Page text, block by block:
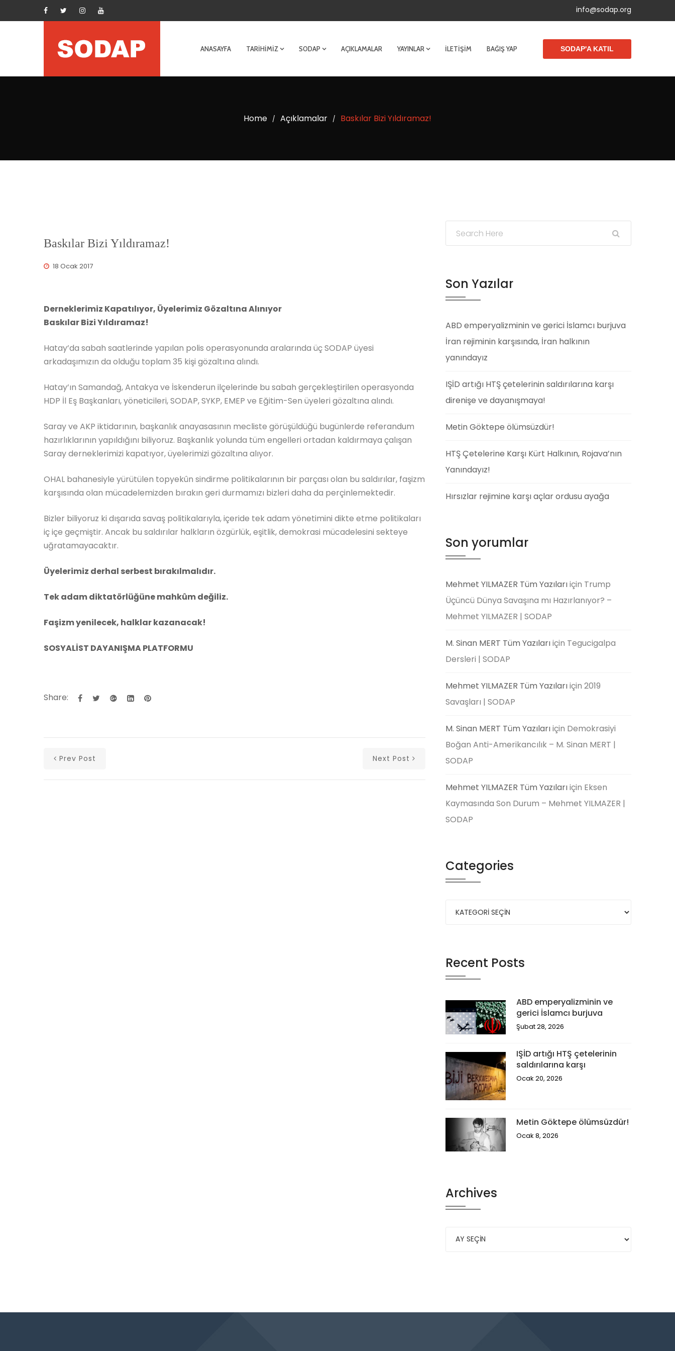
info@sodap.org
ANASAYFA TARIHIMIZ SODAP AÇIKLAMALAR YAYINLAR İLETIŞIM BAĞIŞ YAP SODAP'A KATIL
Home / Açıklamalar / Baskılar Bizi Yıldıramaz!
Baskılar Bizi Yıldıramaz!
18 Ocak 2017
Derneklerimiz Kapatılıyor, Üyelerimiz Gözaltına Alınıyor
Baskılar Bizi Yıldıramaz!
Hatay’da sabah saatlerinde yapılan polis operasyonunda aralarında üç SODAP üyesi
arkadaşımızın da olduğu toplam 35 kişi gözaltına alındı.
Hatay’ın Samandağ, Antakya ve İskenderun ilçelerinde bu sabah gerçekleştirilen operasyonda
HDP İl Eş Başkanları, yöneticileri, SODAP, SYKP, EMEP ve Eğitim-Sen üyeleri gözaltına alındı.
Saray ve AKP iktidarının, başkanlık anayasasının mecliste görüşüldüğü bugünlerde referandum
hazırlıklarının yapıldığını biliyoruz. Başkanlık yolunda tüm engelleri ortadan kaldırmaya çalışan
Saray derneklerimizi kapatıyor, üyelerimizi gözaltına alıyor.
OHAL bahanesiyle yürütülen topyekûn sindirme politikalarının bir parçası olan bu saldırılar, faşizm
karşısında olan mücadelemizden bırakın geri durmamızı bizleri daha da perçinlemektedir.
Bizler biliyoruz ki dışarıda savaş politikalarıyla, içeride tek adam yönetimini dikte etme politikaları
iç içe geçmiştir. Ancak bu saldırılar halkların özgürlük, eşitlik, demokrasi mücadelesini sekteye
uğratamayacaktır.
Üyelerimiz derhal serbest bırakılmalıdır.
Tek adam diktatörlüğüne mahkûm değiliz.
Faşizm yenilecek, halklar kazanacak!
SOSYALİST DAYANIŞMA PLATFORMU
Share:
Prev Post Next Post
Son Yazılar
ABD emperyalizminin ve gerici İslamcı burjuva
İran rejiminin karşısında, İran halkının
yanındayız
IŞİD artığı HTŞ çetelerinin saldırılarına karşı
direnişe ve dayanışmaya!
Metin Göktepe ölümsüzdür!
HTŞ Çetelerine Karşı Kürt Halkının, Rojava’nın
Yanındayız!
Hırsızlar rejimine karşı açlar ordusu ayağa
Son yorumlar
Mehmet YILMAZER Tüm Yazılarıiçin Trump
Üçüncü Dünya Savaşına mı Hazırlanıyor? –
Mehmet YILMAZER | SODAP
M. Sinan MERT Tüm Yazılarıiçin Tegucigalpa
Dersleri | SODAP
Mehmet YILMAZER Tüm Yazılarıiçin 2019
Savaşları | SODAP
M. Sinan MERT Tüm Yazılarıiçin Demokrasiyi
Boğan Anti-Amerikancılık – M. Sinan MERT |
SODAP
Mehmet YILMAZER Tüm Yazılarıiçin Eksen
Kaymasında Son Durum – Mehmet YILMAZER |
SODAP
Categories
Recent Posts
ABD emperyalizminin ve
gerici İslamcı burjuva
Şubat 28, 2026
IŞİD artığı HTŞ çetelerinin
saldırılarına karşı
Ocak 20, 2026
Metin Göktepe ölümsüzdür!
Ocak 8, 2026
Archives